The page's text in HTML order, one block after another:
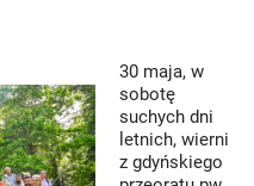
30 maja, w
sobotę
suchych dni
letnich, wierni
z gdyńskiego